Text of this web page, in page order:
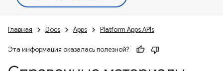
Главная Docs Apps Platform Apps APIs
Эта информация оказалась полезной?